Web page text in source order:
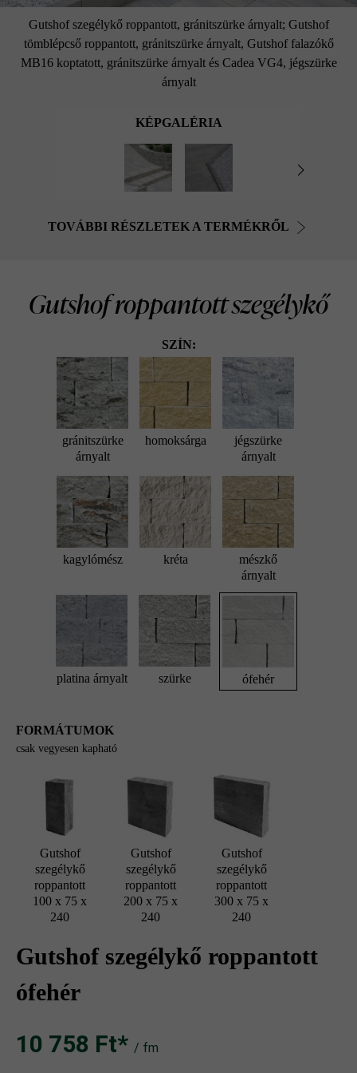
Gutshof szegélykő roppantott, gránitszürke árnyalt; Gutshof
tömblépcső roppantott, gránitszürke árnyalt, Gutshof falazókő
MB16 koptatott, gránitszürke árnyalt és Cadea VG4, jégszürke
árnyalt
KÉPGALÉRIA
TOVÁBBI RÉSZLETEK A TERMÉKRŐL
Gutshof roppantott szegélykő
SZÍN:
gránitszürke
árnyalt
homoksárga
jégszürke
árnyalt
kagylómész kréta
mészkő
árnyalt
platina árnyalt szürke ófehér
FORMÁTUMOK
csak vegyesen kapható
Gutshof
szegélykő
roppantott
100 x 75 x
240
Gutshof
szegélykő
roppantott
200 x 75 x
240
Gutshof
szegélykő
roppantott
300 x 75 x
240
Gutshof szegélykő roppantott
ófehér
10 758 Ft‎‎‎* / fm